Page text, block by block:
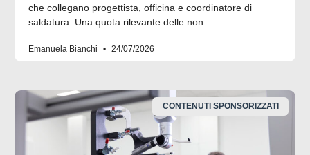
che collegano progettista, officina e coordinatore di
saldatura. Una quota rilevante delle non
Emanuela Bianchi 24/07/2026
CONTENUTI SPONSORIZZATI